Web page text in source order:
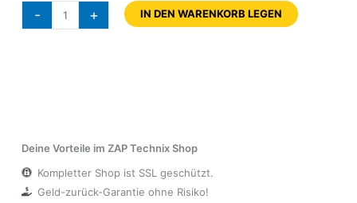
- + IN DEN WARENKORB LEGEN
Deine Vorteile im ZAP Technix Shop
Kompletter Shop ist SSL geschützt.
Geld-zurück-Garantie ohne Risiko!